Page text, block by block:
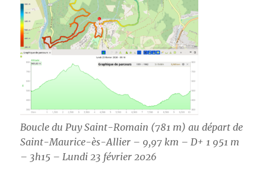
Boucle du Puy Saint-Romain (781 m) au départ de
Saint-Maurice-ès-Allier – 9,97 km – D+ 1 951 m
– 3h15 – Lundi 23 février 2026